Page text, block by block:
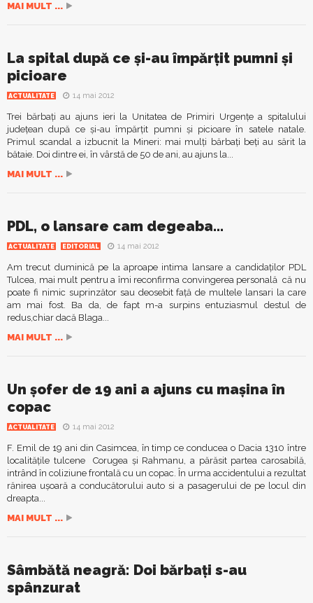
MAI MULT ...
La spital după ce şi-au împărţit pumni şi
picioare
ACTUALITATE 14 mai 2012
Trei bărbaţi au ajuns ieri la Unitatea de Primiri Urgenţe a spitalului
judeţean după ce şi-au împărţit pumni şi picioare în satele natale.
Primul scandal a izbucnit la Mineri: mai mulţi bărbaţi beţi au sărit la
bătaie. Doi dintre ei, în vârstă de 50 de ani, au ajuns la...
MAI MULT ...
PDL, o lansare cam degeaba…
ACTUALITATE EDITORIAL 14 mai 2012
Am trecut duminică pe la aproape intima lansare a candidaților PDL
Tulcea, mai mult pentru a îmi reconfirma convingerea personală că nu
poate fi nimic suprinzător sau deosebit față de multele lansari la care
am mai fost. Ba da, de fapt m-a surpins entuziasmul destul de
redus,chiar dacă Blaga...
MAI MULT ...
Un şofer de 19 ani a ajuns cu maşina în
copac
ACTUALITATE 14 mai 2012
F. Emil de 19 ani din Casimcea, în timp ce conducea o Dacia 1310 între
localităţile tulcene Corugea şi Rahmanu, a părăsit partea carosabilă,
intrând în coliziune frontală cu un copac. În urma accidentului a rezultat
rănirea uşoară a conducătorului auto si a pasagerului de pe locul din
dreapta...
MAI MULT ...
Sâmbătă neagră: Doi bărbaţi s-au
spânzurat